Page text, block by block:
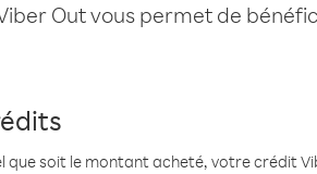
Out vous permet de
que soit le montant acheté, votre crédit